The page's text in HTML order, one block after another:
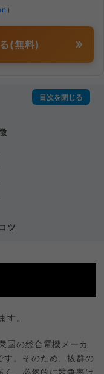
）
(無料)
ツ
す。
国の総合電機メーカ
す。そのため、抜群の